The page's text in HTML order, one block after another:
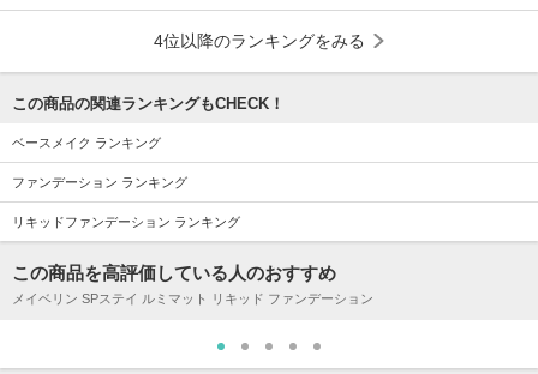
4位以降のランキングをみる
この商品の関連ランキングもCHECK！
ベースメイク ランキング
ファンデーション ランキング
リキッドファンデーション ランキング
この商品を高評価している人のおすすめ
メイベリン SPステイ ルミマット リキッド ファンデーション